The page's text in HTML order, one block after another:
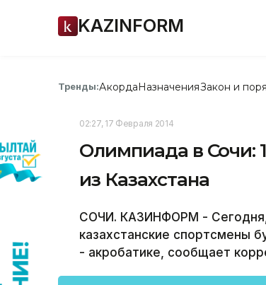
KAZINFORM
Тренды:АкордаНазначенияЗакон и
02:27, 17 Февраля 2014
Олимпиада в Сочи:
из Казахстана
СОЧИ. КАЗИНФОРМ - Сегодня,
казахстанские спортсмены
- акробатике, сообщает